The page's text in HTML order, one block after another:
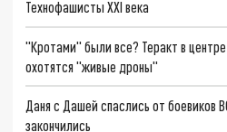
Технофашисты XXI века
"Кротами" были все? Теракт в
охотятся "живые дроны"
Даня с Дашей спаслись от боевиков
закончились